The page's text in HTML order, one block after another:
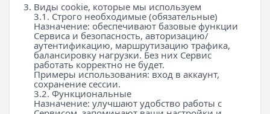
Виды cookie, которые мы используем
3.1. Строго необходимые (обязательные)
Назначение: обеспечивают базовые функции
Сервиса и безопасность, авторизацию/
аутентификацию, маршрутизацию трафика,
балансировку нагрузки. Без них Сервис
работать корректно не будет.
Примеры использования: вход в аккаунт,
сохранение сессии.
3.2. Функциональные
Назначение: улучшают удобство работы с